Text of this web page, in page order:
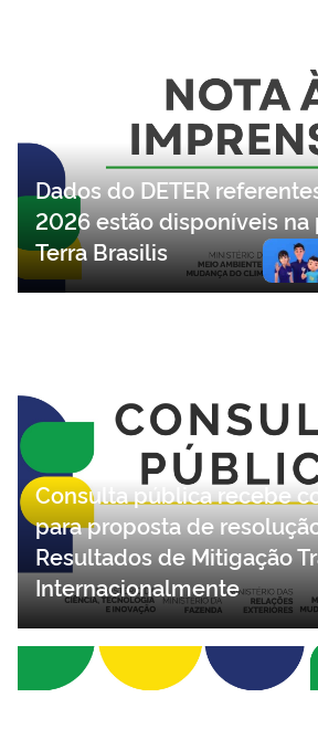
Dados do DETER
2026 estão disponíveis
Terra Brasilis
Consulta pública recebe
para proposta de
Resultados de Mitigação
Internacionalmente